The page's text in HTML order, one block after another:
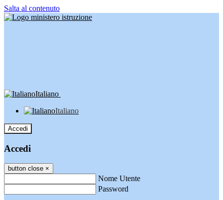
Salta al contenuto
Italiano
Italiano
Accedi
Accedi
button close ×
Nome Utente
Password